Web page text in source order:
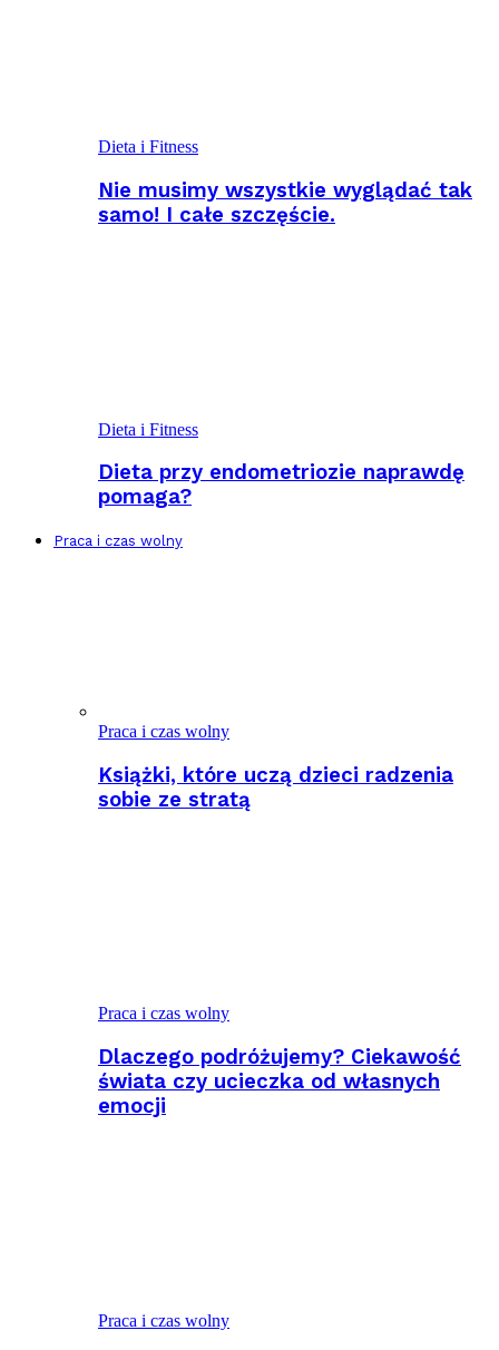
Dieta i Fitness
Nie musimy wszystkie wyglądać tak
samo! I całe szczęście.
Dieta i Fitness
Dieta przy endometriozie naprawdę
pomaga?
Praca i czas wolny
Praca i czas wolny
Książki, które uczą dzieci radzenia
sobie ze stratą
Praca i czas wolny
Dlaczego podróżujemy? Ciekawość
świata czy ucieczka od własnych
emocji
Praca i czas wolny